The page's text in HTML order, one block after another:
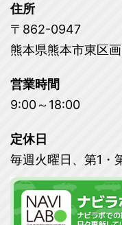
住所
〒862-0947
熊本県熊本市東区
営業時間
9:00～18:00
定休日
毎週火曜日、第1・